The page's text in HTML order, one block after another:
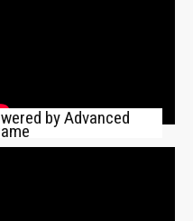
by Advanced